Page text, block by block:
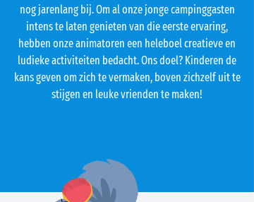
nog jarenlang bij. Om al onze jonge campinggasten
intens te laten genieten van die eerste ervaring,
hebben onze animatoren een heleboel creatieve en
ludieke activiteiten bedacht. Ons doel? Kinderen de
kans geven om zich te vermaken, boven zichzelf uit te
stijgen en leuke vrienden te maken!